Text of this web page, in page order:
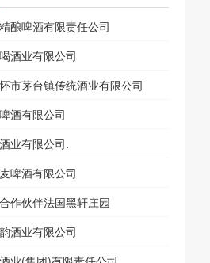
酿啤酒有限责任公司
酒业有限公司
市茅台镇传统酒业有限公司
酒有限公司
业有限公司.
啤酒有限公司
作伙伴法国黑轩庄园
酒业有限公司